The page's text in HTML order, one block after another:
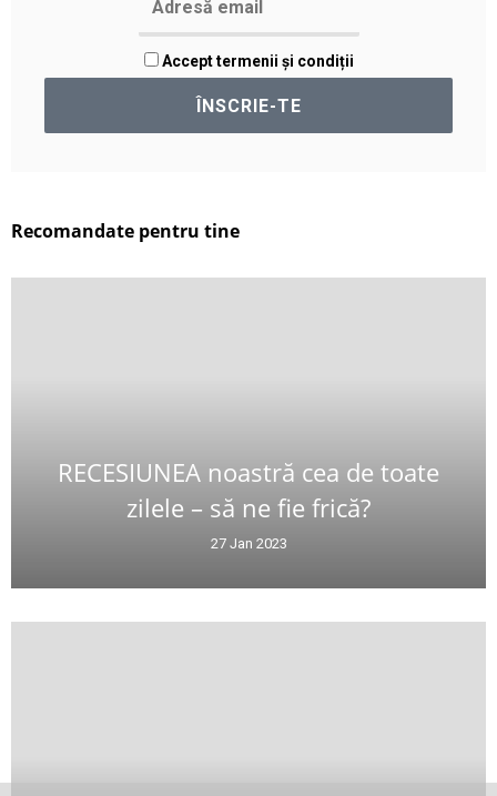
Accept termenii și condiții
Recomandate pentru tine
RECESIUNEA noastră cea de toate
zilele – să ne fie frică?
27 Jan 2023